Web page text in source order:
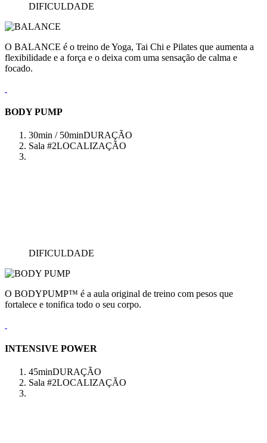
DIFICULDADE
O BALANCE é o treino de Yoga, Tai Chi e Pilates que aumenta a
flexibilidade e a força e o deixa com uma sensação de calma e
focado.
BODY PUMP
30min / 50minDURAÇÃO
Sala #2LOCALIZAÇÃO
DIFICULDADE
O BODYPUMP™ é a aula original de treino com pesos que
fortalece e tonifica todo o seu corpo.
INTENSIVE POWER
45minDURAÇÃO
Sala #2LOCALIZAÇÃO